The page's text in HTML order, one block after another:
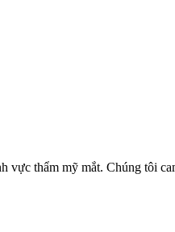
thẩm mỹ mắt. Chúng tôi